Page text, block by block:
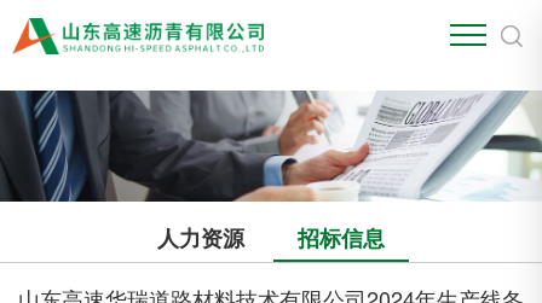
人力资源
招标信息